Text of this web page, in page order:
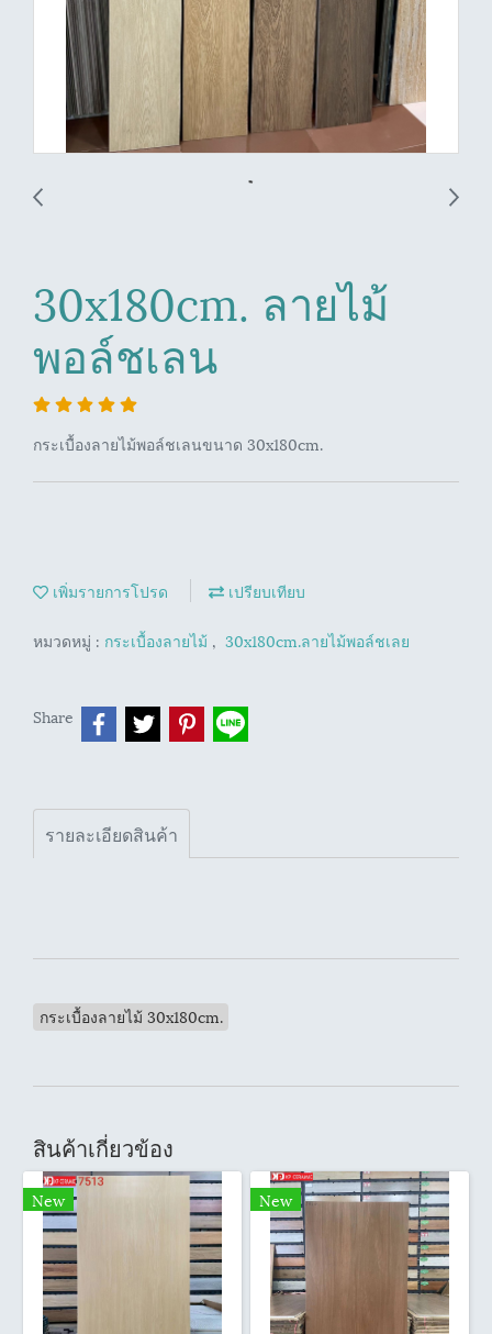
30x180cm. ลายไม้
พอล์ชเลน
กระเบื้องลายไม้พอล์ชเลนขนาด 30x180cm.
เพิ่มรายการโปรด เปรียบเทียบ
หมวดหมู่ : กระเบื้องลายไม้ , 30x180cm.ลายไม้พอล์ชเลย
Share
รายละเอียดสินค้า
กระเบื้องลายไม้ 30x180cm.
สินค้าเกี่ยวข้อง
New New